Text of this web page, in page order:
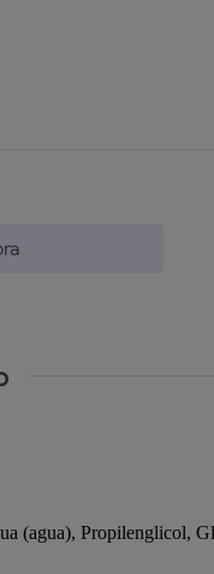
(agua), Propilenglicol,